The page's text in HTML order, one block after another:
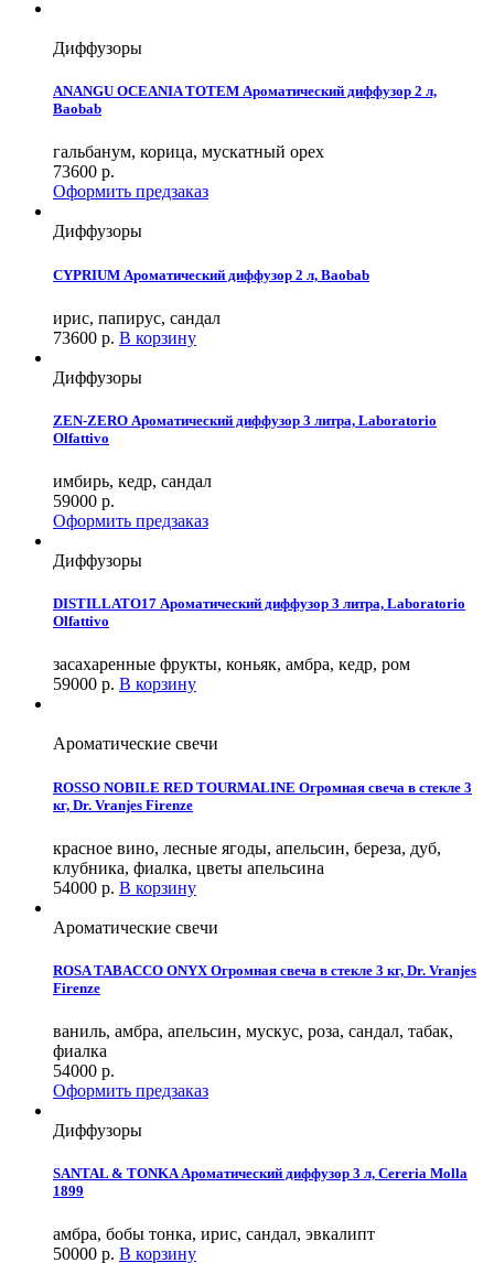
Диффузоры
ANANGU OCEANIA TOTEM Ароматический диффузор 2 л,
Baobab
гальбанум, корица, мускатный орех
73600 р.
Оформить предзаказ
Диффузоры
CYPRIUM Ароматический диффузор 2 л, Baobab
ирис, папирус, сандал
73600 р. В корзину
Диффузоры
ZEN-ZERO Ароматический диффузор 3 литра, Laboratorio
Olfattivo
имбирь, кедр, сандал
59000 р.
Оформить предзаказ
Диффузоры
DISTILLATO17 Ароматический диффузор 3 литра, Laboratorio
Olfattivo
засахаренные фрукты, коньяк, амбра, кедр, ром
59000 р. В корзину
Ароматические свечи
ROSSO NOBILE RED TOURMALINE Огромная свеча в стекле 3
кг, Dr. Vranjes Firenze
красное вино, лесные ягоды, апельсин, береза, дуб,
клубника, фиалка, цветы апельсина
54000 р. В корзину
Ароматические свечи
ROSA TABACCO ONYX Огромная свеча в стекле 3 кг, Dr. Vranjes
Firenze
ваниль, амбра, апельсин, мускус, роза, сандал, табак,
фиалка
54000 р.
Оформить предзаказ
Диффузоры
SANTAL & TONKA Ароматический диффузор 3 л, Cereria Molla
1899
амбра, бобы тонка, ирис, сандал, эвкалипт
50000 р. В корзину